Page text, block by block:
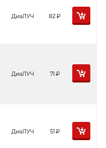
ДиаЛУЧ 82Р
ДиаЛУЧ 71Р
ДиаЛУЧ 51Р